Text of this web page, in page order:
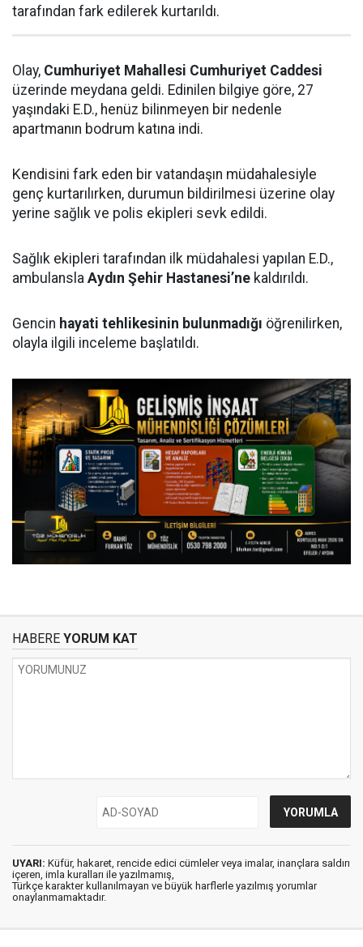
tarafından fark edilerek kurtarıldı.
Olay, Cumhuriyet Mahallesi Cumhuriyet Caddesi
üzerinde meydana geldi. Edinilen bilgiye göre, 27
yaşındaki E.D., henüz bilinmeyen bir nedenle
apartmanın bodrum katına indi.
Kendisini fark eden bir vatandaşın müdahalesiyle
genç kurtarılırken, durumun bildirilmesi üzerine olay
yerine sağlık ve polis ekipleri sevk edildi.
Sağlık ekipleri tarafından ilk müdahalesi yapılan E.D.,
ambulansla Aydın Şehir Hastanesi’ne kaldırıldı.
Gencin hayati tehlikesinin bulunmadığı öğrenilirken,
olayla ilgili inceleme başlatıldı.
HABERE YORUM KAT
UYARI: Küfür, hakaret, rencide edici cümleler veya imalar, inançlara saldırı
içeren, imla kuralları ile yazılmamış,
Türkçe karakter kullanılmayan ve büyük harflerle yazılmış yorumlar
onaylanmamaktadır.